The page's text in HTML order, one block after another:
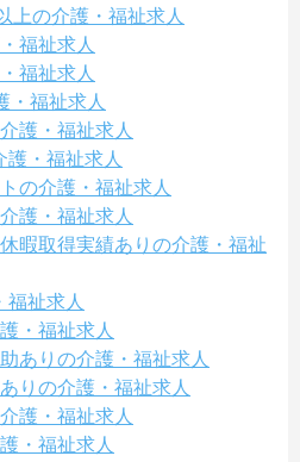
上の介護・福祉求人
福祉求人
福祉求人
・福祉求人
護・福祉求人
・福祉求人
の介護・福祉求人
護・福祉求人
暇取得実績ありの介護・福祉
福祉求人
・福祉求人
ありの介護・福祉求人
りの介護・福祉求人
護・福祉求人
・福祉求人